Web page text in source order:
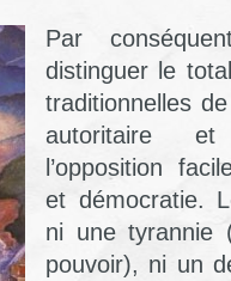
Par
distinguer le
traditionnelles
autoritaire
l’opposition
et démocratie.
ni une
pouvoir), ni un